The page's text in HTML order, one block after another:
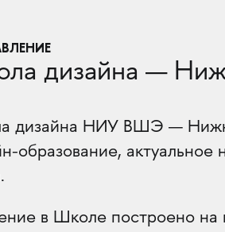
дизайна —
дизайна НИУ ВШЭ —
образование,
в Школе построено на